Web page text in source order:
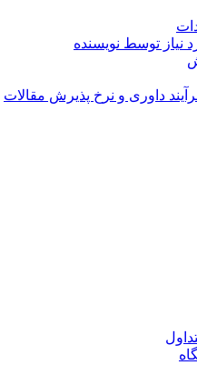
نیاز توسط نویسنده
داوری و نرخ پذیرش مقالات